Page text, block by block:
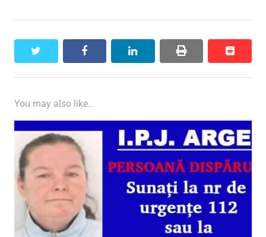
facebook linkedin print reddit
reddit
You may also like...